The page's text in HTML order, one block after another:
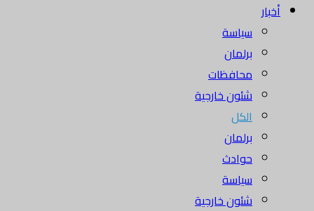
أخبار
سياسة
برلمان
محافظات
شئون خارجية
الكل
برلمان
حوادث
سياسة
شئون خارجية